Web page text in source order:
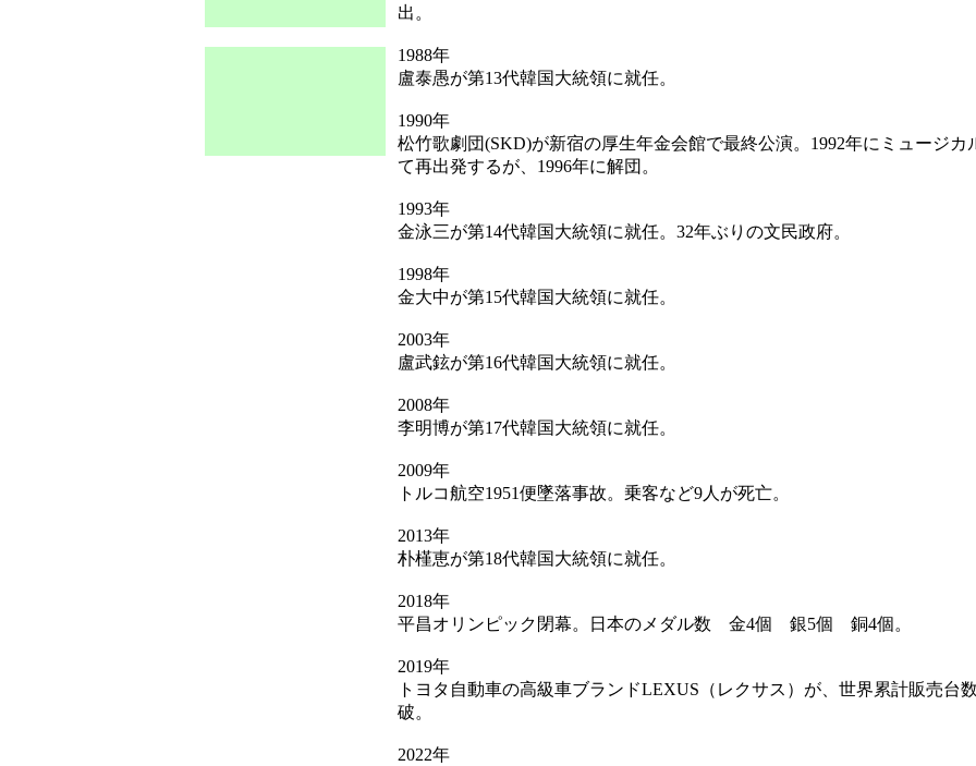
出。
1988年
盧泰愚が第13代韓国大統領に就任。
1990年
松竹歌劇団(SKD)が新宿の厚生年金会館で最終公演。1992年にミュージカ
て再出発するが、1996年に解団。
1993年
金泳三が第14代韓国大統領に就任。32年ぶりの文民政府。
1998年
金大中が第15代韓国大統領に就任。
2003年
盧武鉉が第16代韓国大統領に就任。
2008年
李明博が第17代韓国大統領に就任。
2009年
トルコ航空1951便墜落事故。乗客など9人が死亡。
2013年
朴槿恵が第18代韓国大統領に就任。
2018年
平昌オリンピック閉幕。日本のメダル数 金4個 銀5個 銅4個。
2019年
トヨタ自動車の高級車ブランドLEXUS（レクサス）が、世界累計販売台
破。
2022年